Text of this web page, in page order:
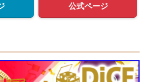
公式ページ